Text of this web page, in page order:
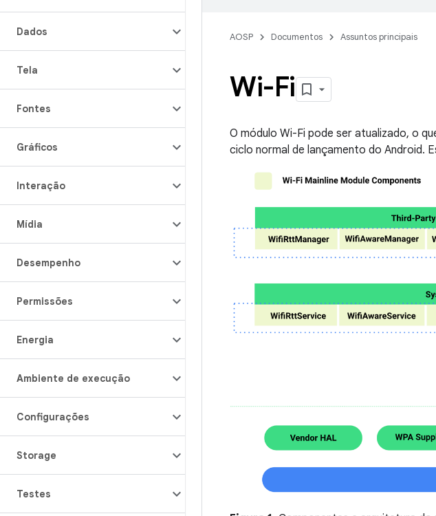
Dados
Tela
Fontes
Gráficos
Interação
Mídia
Desempenho
Permissões
Energia
Ambiente de execução
Configurações
Storage
Testes
AOSP Documentos Assuntos principais
Wi-Fi
O módulo Wi-Fi pode ser atualizado, o
ciclo normal de lançamento do Android.